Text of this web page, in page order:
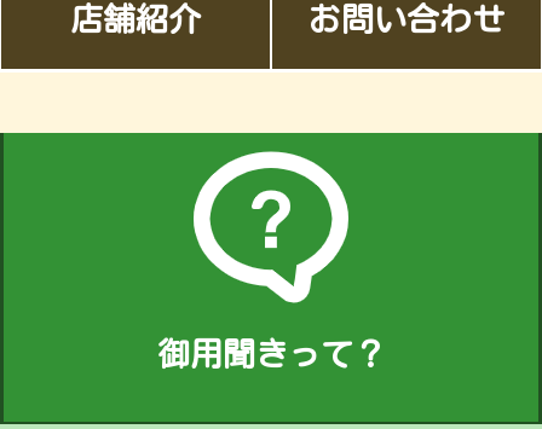
店舗紹介 お問い合わせ
御用聞きって？